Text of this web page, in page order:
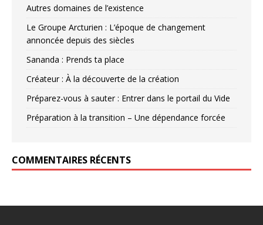
Autres domaines de l’existence
Le Groupe Arcturien : L’époque de changement
annoncée depuis des siècles
Sananda : Prends ta place
Créateur : À la découverte de la création
Préparez-vous à sauter : Entrer dans le portail du Vide
Préparation à la transition – Une dépendance forcée
COMMENTAIRES RÉCENTS